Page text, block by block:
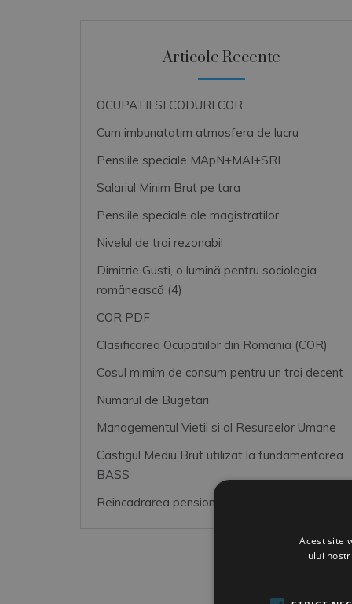
Articole Recente
OCUPATII SI CODURI COR
Cum imbunatatim atmosfera de lucru
Pensiile speciale MApN+MAI+SRI
Salariul Minim Brut pe tara
Pensiile speciale ale magistratilor
Nivelul de trai rezonabil
Dimitrie Gusti, o lumină pentru sociologia
românească (4)
COR PDF
Clasificarea Ocupatiilor din Romania (COR)
Cosul mimim de consum pentru un trai decent
Numarul de Bugetari
Managementul Vietii si al Resurselor Umane
Castigul Mediu Brut utilizat la fundamentarea
BASS
Reincadrarea pensionarilor magistrati
Acest site
ului